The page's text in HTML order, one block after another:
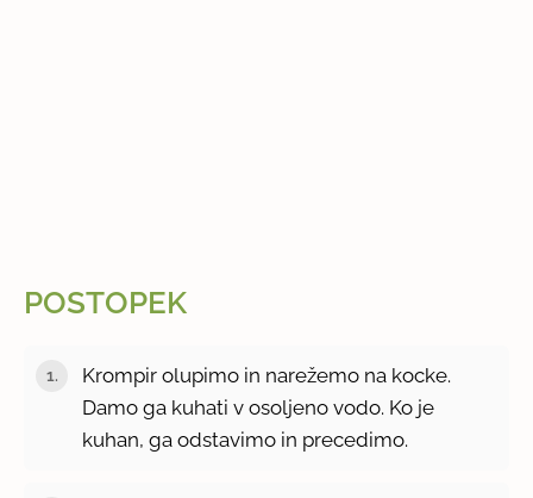
POSTOPEK
Krompir olupimo in narežemo na kocke.
Damo ga kuhati v osoljeno vodo. Ko je
kuhan, ga odstavimo in precedimo.